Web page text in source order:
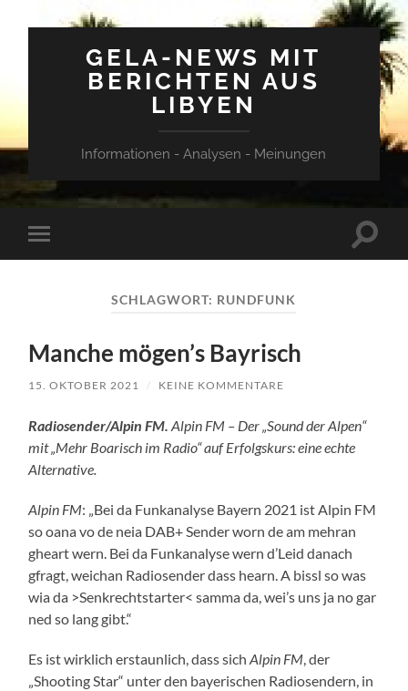
GELA-NEWS MIT
BERICHTEN AUS
LIBYEN
Informationen - Analysen - Meinungen
Mobile-
Menü
SCHLAGWORT: RUNDFUNK
Manche mögen’s Bayrisch
15. OKTOBER 2021 / KEINE KOMMENTARE
Radiosender/Alpin FM. Alpin FM – Der „Sound der Alpen“
mit „Mehr Boarisch im Radio“ auf Erfolgskurs: eine echte
Alternative.
Alpin FM: „Bei da Funkanalyse Bayern 2021 ist Alpin FM
so oana vo de neia DAB+ Sender worn de am mehran
gheart wern. Bei da Funkanalyse wern d’Leid danach
gfragt, weichan Radiosender dass hearn. A bissl so was
wia da >Senkrechtstarter< samma da, wei’s uns ja no gar
ned so lang gibt.“
Es ist wirklich erstaunlich, dass sichAlpin FM, der
„Shooting Star“ unter den bayerischen Radiosendern, in